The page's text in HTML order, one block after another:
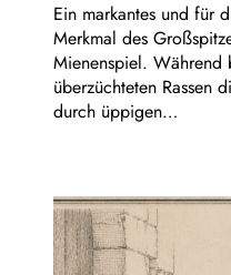
Ein markantes und für
Merkmal des
Mienenspiel. Während
überzüchteten Rassen
durch üppigen…